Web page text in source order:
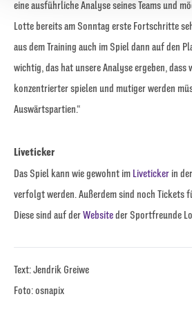
eine ausführliche Analyse seines Teams und
Lotte bereits am Sonntag erste Fortschritte
aus dem Training auch im Spiel dann auf den
wichtig, das hat unsere Analyse ergeben,
konzentrierter spielen und mutiger werden
Auswärtspartien.“
Liveticker
Das Spiel kann wie gewohnt im Liveticker in
verfolgt werden. Außerdem sind noch Tickets
Diese sind auf derWebsiteder Sportfreunde
Text: Jendrik Greiwe
Foto: osnapix